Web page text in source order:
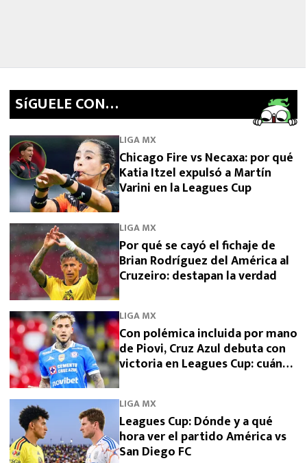
SíGUELE CON…
LIGA MX
Chicago Fire vs Necaxa: por qué
Katia Itzel expulsó a Martín
Varini en la Leagues Cup
LIGA MX
Por qué se cayó el fichaje de
Brian Rodríguez del América al
Cruzeiro: destapan la verdad
LIGA MX
Con polémica incluida por mano
de Piovi, Cruz Azul debuta con
victoria en Leagues Cup: cuándo
LIGA MX
Leagues Cup: Dónde y a qué
hora ver el partido América vs
San Diego FC